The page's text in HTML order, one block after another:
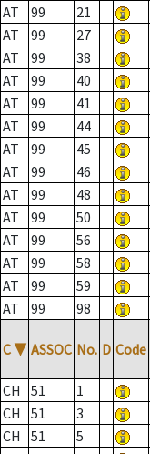
AT
99 21
AT
99 27
AT
99 38
AT
99 40
AT
99 41
AT
99 44
AT
99 45
AT
99 46
AT
99 48
AT
99 50
AT
99 56
AT
99 58
AT
99 59
AT
99 98
C ▼ ASSOC No. D Code
CH 51 1
CH
51 3
CH
51 5